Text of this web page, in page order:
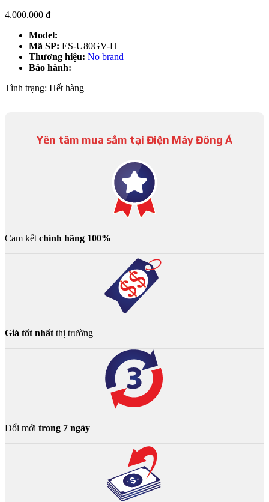
4.000.000 ₫
Model:
Mã SP: ES-U80GV-H
Thương hiệu: No brand
Bảo hành:
Tình trạng: Hết hàng
Yên tâm mua sắm tại Điện Máy Đông Á
Cam kết chính hãng 100%
Giá tốt nhất thị trường
Đổi mới trong 7 ngày